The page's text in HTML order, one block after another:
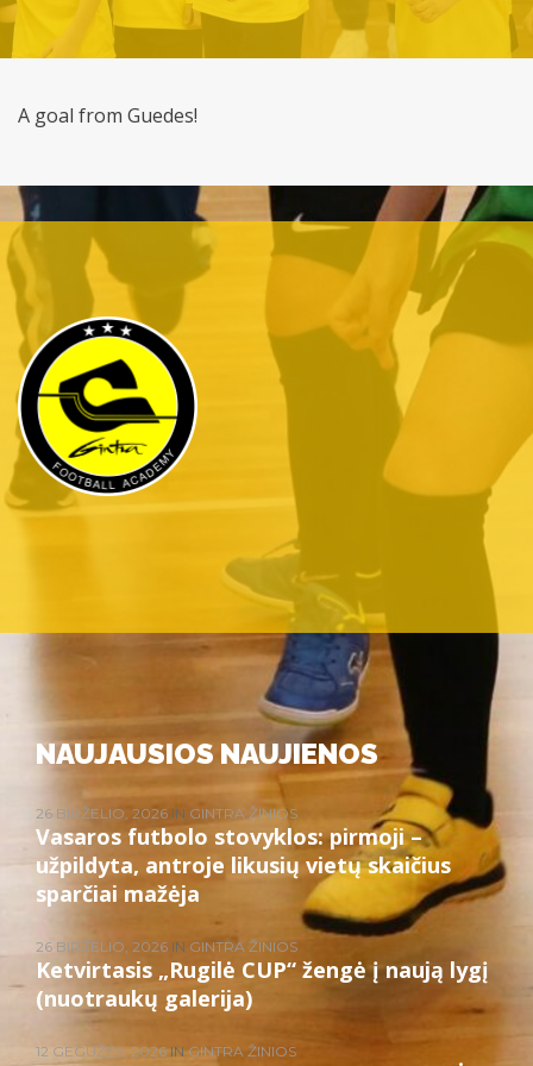
A goal from Guedes!
NAUJAUSIOS NAUJIENOS
26 BIRŽELIO, 2026 IN GINTRA ŽINIOS
Vasaros futbolo stovyklos: pirmoji –
užpildyta, antroje likusių vietų skaičius
sparčiai mažėja
26 BIRŽELIO, 2026 IN GINTRA ŽINIOS
Ketvirtasis „Rugilė CUP“ žengė į naują lygį
(nuotraukų galerija)
12 GEGUŽĖS, 2026 IN GINTRA ŽINIOS